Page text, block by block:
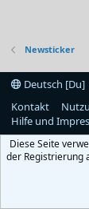
Newsticker
Deutsch [Du]
Kontakt
Hilfe und
Diese Seite
der Registrierung